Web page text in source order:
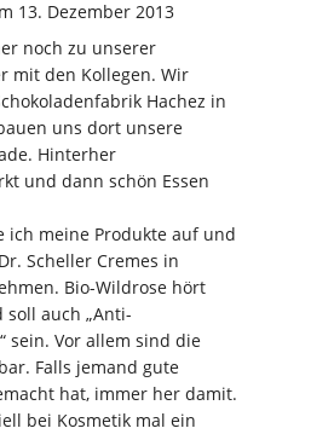
13. Dezember 2013
noch zu unserer
mit den Kollegen. Wir
Hachez in
uns dort unsere
Hinterher
und dann schön Essen
ich meine Produkte auf und
Scheller Cremes in
Bio-Wildrose hört
auch „Anti-
sein. Vor allem sind die
Falls jemand gute
hat, immer her damit.
bei Kosmetik mal ein